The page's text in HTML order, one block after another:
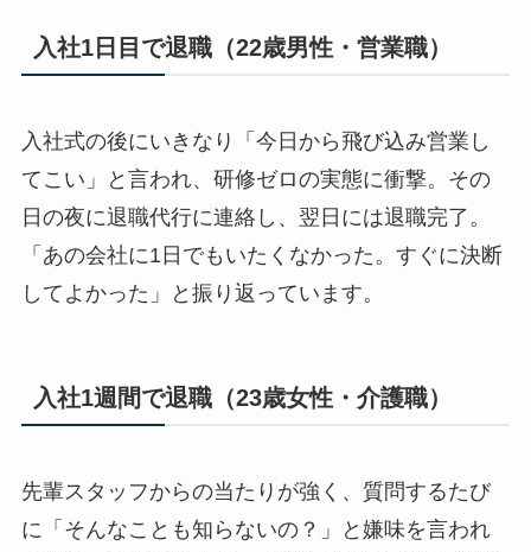
入社1日目で退職（22歳男性・営業職）
入社式の後にいきなり「今日から飛び込み営業し
てこい」と言われ、研修ゼロの実態に衝撃。その
日の夜に退職代行に連絡し、翌日には退職完了。
「あの会社に1日でもいたくなかった。すぐに決断
してよかった」と振り返っています。
入社1週間で退職（23歳女性・介護職）
先輩スタッフからの当たりが強く、質問するたび
に「そんなことも知らないの？」と嫌味を言われ